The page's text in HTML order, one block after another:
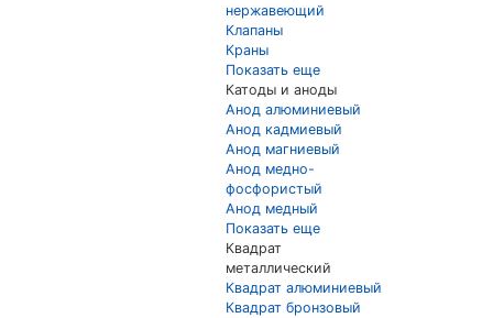
нержавеющий
Клапаны
Краны
Показать еще
Катоды и аноды
Анод алюминиевый
Анод кадмиевый
Анод магниевый
Анод медно-
фосфористый
Анод медный
Показать еще
Квадрат
металлический
Квадрат алюминиевый
Квадрат бронзовый